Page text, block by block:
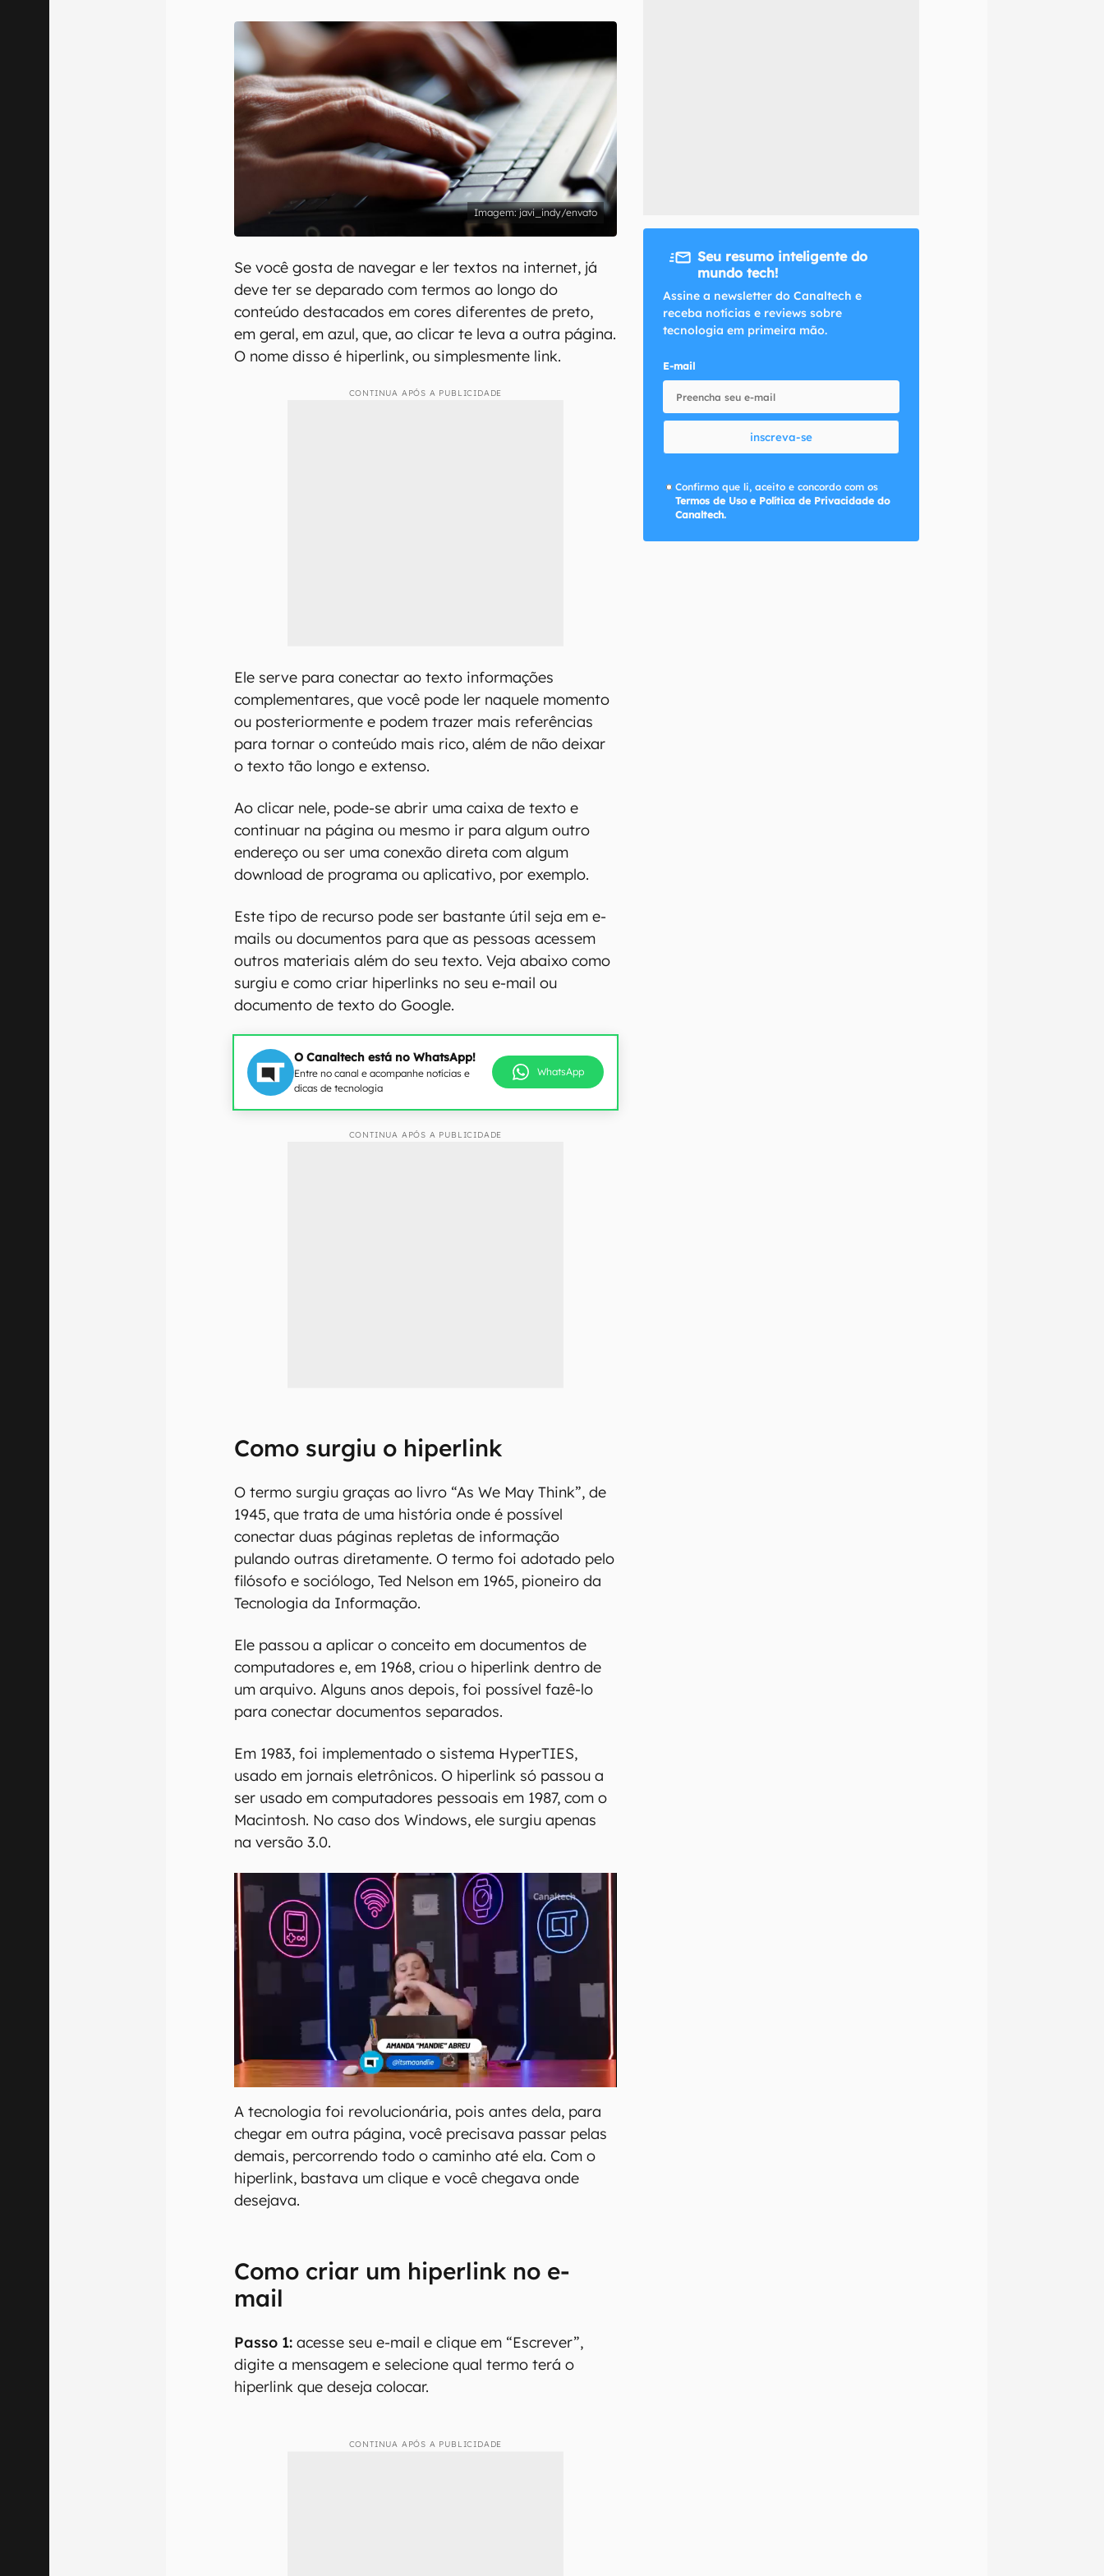
inscreva-se
Confirmo que li, aceito e concordo com os Termos de Uso e Política de Privacidade do Canaltech.
javi_indy/envato
Se você gosta de navegar e ler textos na internet, já
deve ter se deparado com termos ao longo do
conteúdo destacados em cores diferentes de preto,
em geral, em azul, que, ao clicar te leva a outra página.
O nome disso é hiperlink, ou simplesmente link.
CONTINUA APÓS A PUBLICIDADE
Ele serve para conectar ao texto informações
complementares, que você pode ler naquele momento
ou posteriormente e podem trazer mais referências
para tornar o conteúdo mais rico, além de não deixar
o texto tão longo e extenso.
Ao clicar nele, pode-se abrir uma caixa de texto e
continuar na página ou mesmo ir para algum outro
endereço ou ser uma conexão direta com algum
download de programa ou aplicativo, por exemplo.
Este tipo de recurso pode ser bastante útil seja em e-
mails ou documentos para que as pessoas acessem
outros materiais além do seu texto. Veja abaixo como
surgiu e como criar hiperlinks no seu e-mail ou
documento de texto do Google.
O Canaltech está no WhatsApp!
Entre no canal e acompanhe notícias e
dicas de tecnologia
WhatsApp
CONTINUA APÓS A PUBLICIDADE
Como surgiu o hiperlink
O termo surgiu graças ao livro “As We May Think”, de
1945, que trata de uma história onde é possível
conectar duas páginas repletas de informação
pulando outras diretamente. O termo foi adotado pelo
filósofo e sociólogo, Ted Nelson em 1965, pioneiro da
Tecnologia da Informação.
Ele passou a aplicar o conceito em documentos de
computadores e, em 1968, criou o hiperlink dentro de
um arquivo. Alguns anos depois, foi possível fazê-lo
para conectar documentos separados.
Em 1983, foi implementado o sistema HyperTIES,
usado em jornais eletrônicos. O hiperlink só passou a
ser usado em computadores pessoais em 1987, com o
Macintosh. No caso dos Windows, ele surgiu apenas
na versão 3.0.
A tecnologia foi revolucionária, pois antes dela, para
chegar em outra página, você precisava passar pelas
demais, percorrendo todo o caminho até ela. Com o
hiperlink, bastava um clique e você chegava onde
desejava.
Como criar um hiperlink no e-
mail
Passo 1: acesse seu e-mail e clique em “Escrever”,
digite a mensagem e selecione qual termo terá o
hiperlink que deseja colocar.
CONTINUA APÓS A PUBLICIDADE
Seu resumo inteligente do
mundo tech!
Assine a newsletter do Canaltech e
receba notícias e reviews sobre
tecnologia em primeira mão.
E-mail
inscreva-se
Confirmo que li, aceito e concordo com os
Termos de Uso e Política de Privacidade do
Canaltech.